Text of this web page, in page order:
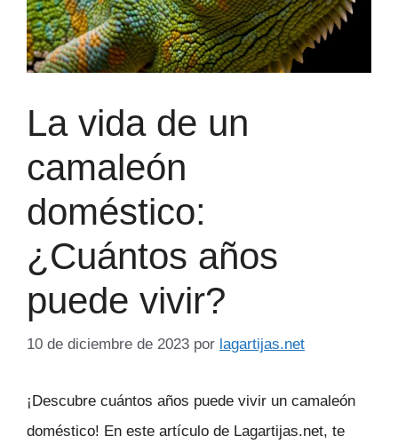
La vida de un
camaleón
doméstico:
¿Cuántos años
puede vivir?
10 de diciembre de 2023 por lagartijas.net
¡Descubre cuántos años puede vivir un camaleón
doméstico! En este artículo de Lagartijas.net, te